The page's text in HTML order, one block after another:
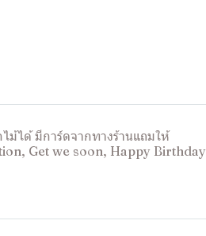
ม้ได้ มีการ์ดจากทางร้านแถมให้
Get we soon, Happy Birthday